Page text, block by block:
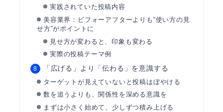
実践されていた投稿内容
美容業界：ビフォーアフターよりも“使い方の見
せ方”がポイントに
見せ方が変わると、印象も変わる
実際の投稿テーマ例
「広げる」より「伝わる」を意識する
ターゲットが見えていないと投稿はぼやける
数を追うよりも、関係性を深める意識を
まずは小さく始めて、少しずつ積み上げる